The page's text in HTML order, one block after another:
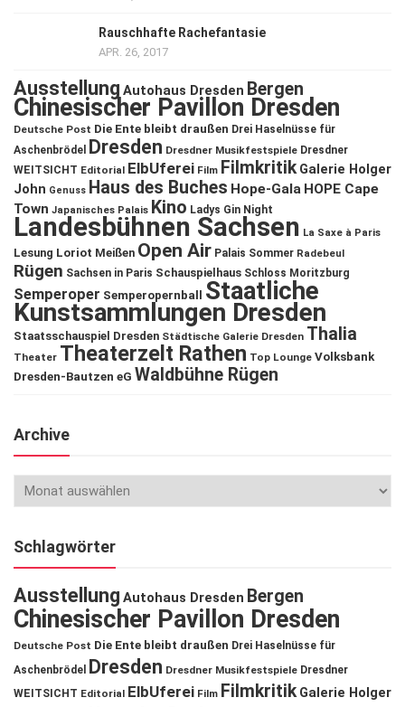
Rauschhafte Rachefantasie
APR. 26, 2017
Ausstellung Autohaus Dresden Bergen
Chinesischer Pavillon Dresden
Deutsche Post Die Ente bleibt draußen Drei Haselnüsse für
Aschenbrödel
Dresden Dresdner Musikfestspiele Dresdner
WEITSICHT Editorial ElbUferei Film Filmkritik Galerie Holger
John Genuss Haus des Buches Hope-Gala HOPE Cape
Town Japanisches Palais Kino Ladys Gin Night
Landesbühnen Sachsen La Saxe à Paris
Lesung Loriot Meißen Open Air Palais Sommer Radebeul
Rügen Sachsen in Paris Schauspielhaus Schloss Moritzburg
Semperoper Semperopernball Staatliche
Kunstsammlungen Dresden
Staatsschauspiel Dresden Städtische Galerie Dresden Thalia
Theater Theaterzelt Rathen Top Lounge Volksbank
Dresden-Bautzen eG Waldbühne Rügen
Archive
Schlagwörter
Ausstellung Autohaus Dresden Bergen
Chinesischer Pavillon Dresden
Deutsche Post Die Ente bleibt draußen Drei Haselnüsse für
Aschenbrödel
Dresden Dresdner Musikfestspiele Dresdner
WEITSICHT Editorial ElbUferei Film Filmkritik Galerie Holger